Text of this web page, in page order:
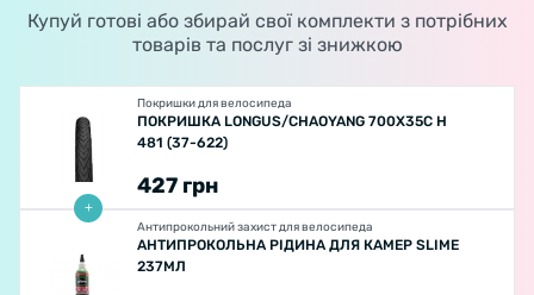
Купуй готові або збирай свої комплекти з потрібних
товарів та послуг зі знижкою
Покришки для велосипеда
ПОКРИШКА LONGUS/CHAOYANG 700X35C H
481 (37-622)
427 грн
Антипрокольний захист для велосипеда
АНТИПРОКОЛЬНА РІДИНА ДЛЯ КАМЕР SLIME
237МЛ